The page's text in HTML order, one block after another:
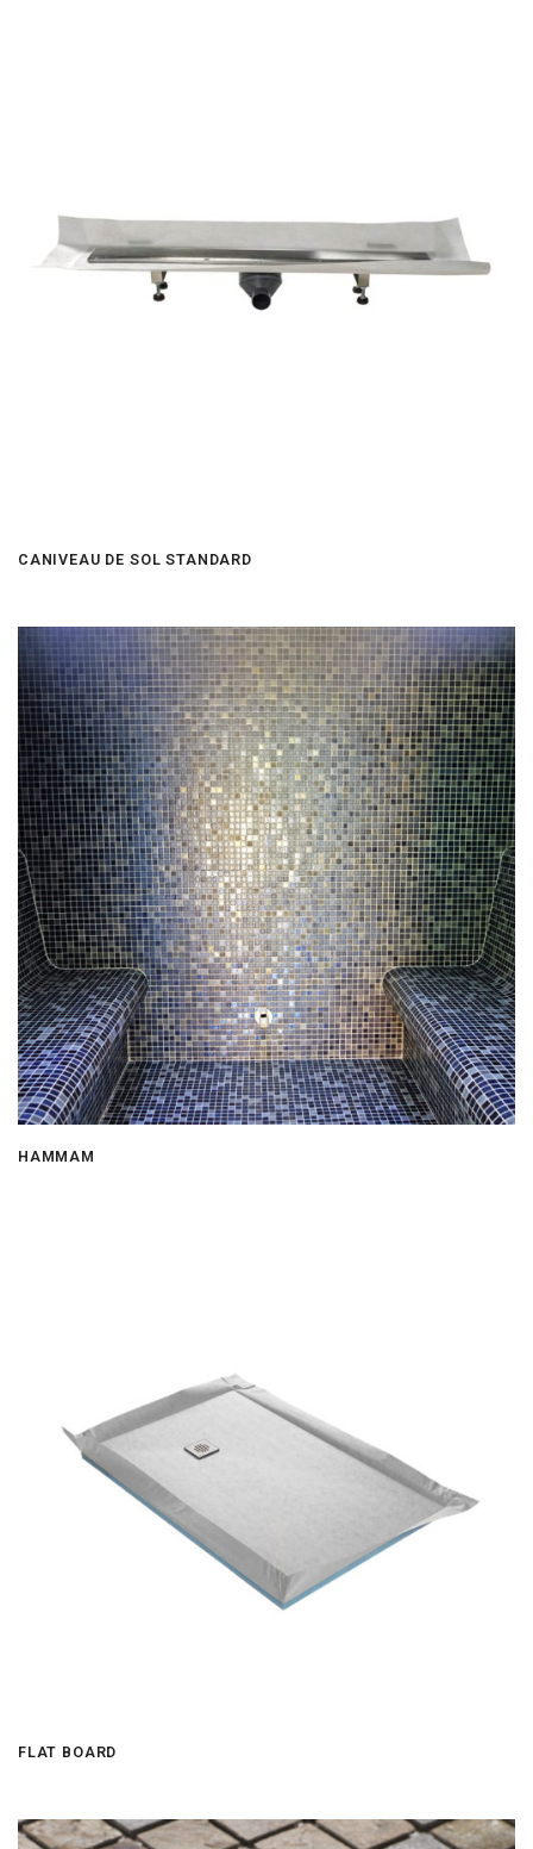
CANIVEAU DE SOL STANDARD
HAMMAM
FLAT BOARD